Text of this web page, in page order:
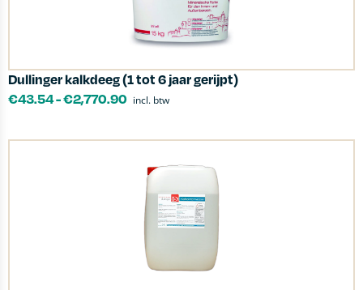
Dullinger kalkdeeg (1 tot 6 jaar gerijpt)
€43.54-€2,770.90 incl. btw